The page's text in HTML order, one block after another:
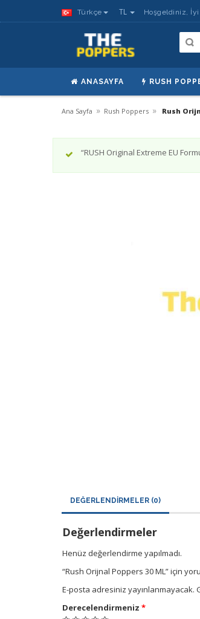
Türkçe TL Hoşgeldiniz, İyi
ANASAYFA RUSH
Ana Sayfa » Rush Poppers » Rush
“RUSH Original Extreme EU
DEĞERLENDIRMELER (0)
Değerlendirmeler
Henüz değerlendirme yapılmadı.
“Rush Orijnal Poppers 30 ML” için
E-posta adresiniz yayınlanmayacak.
Derecelendirmeniz *